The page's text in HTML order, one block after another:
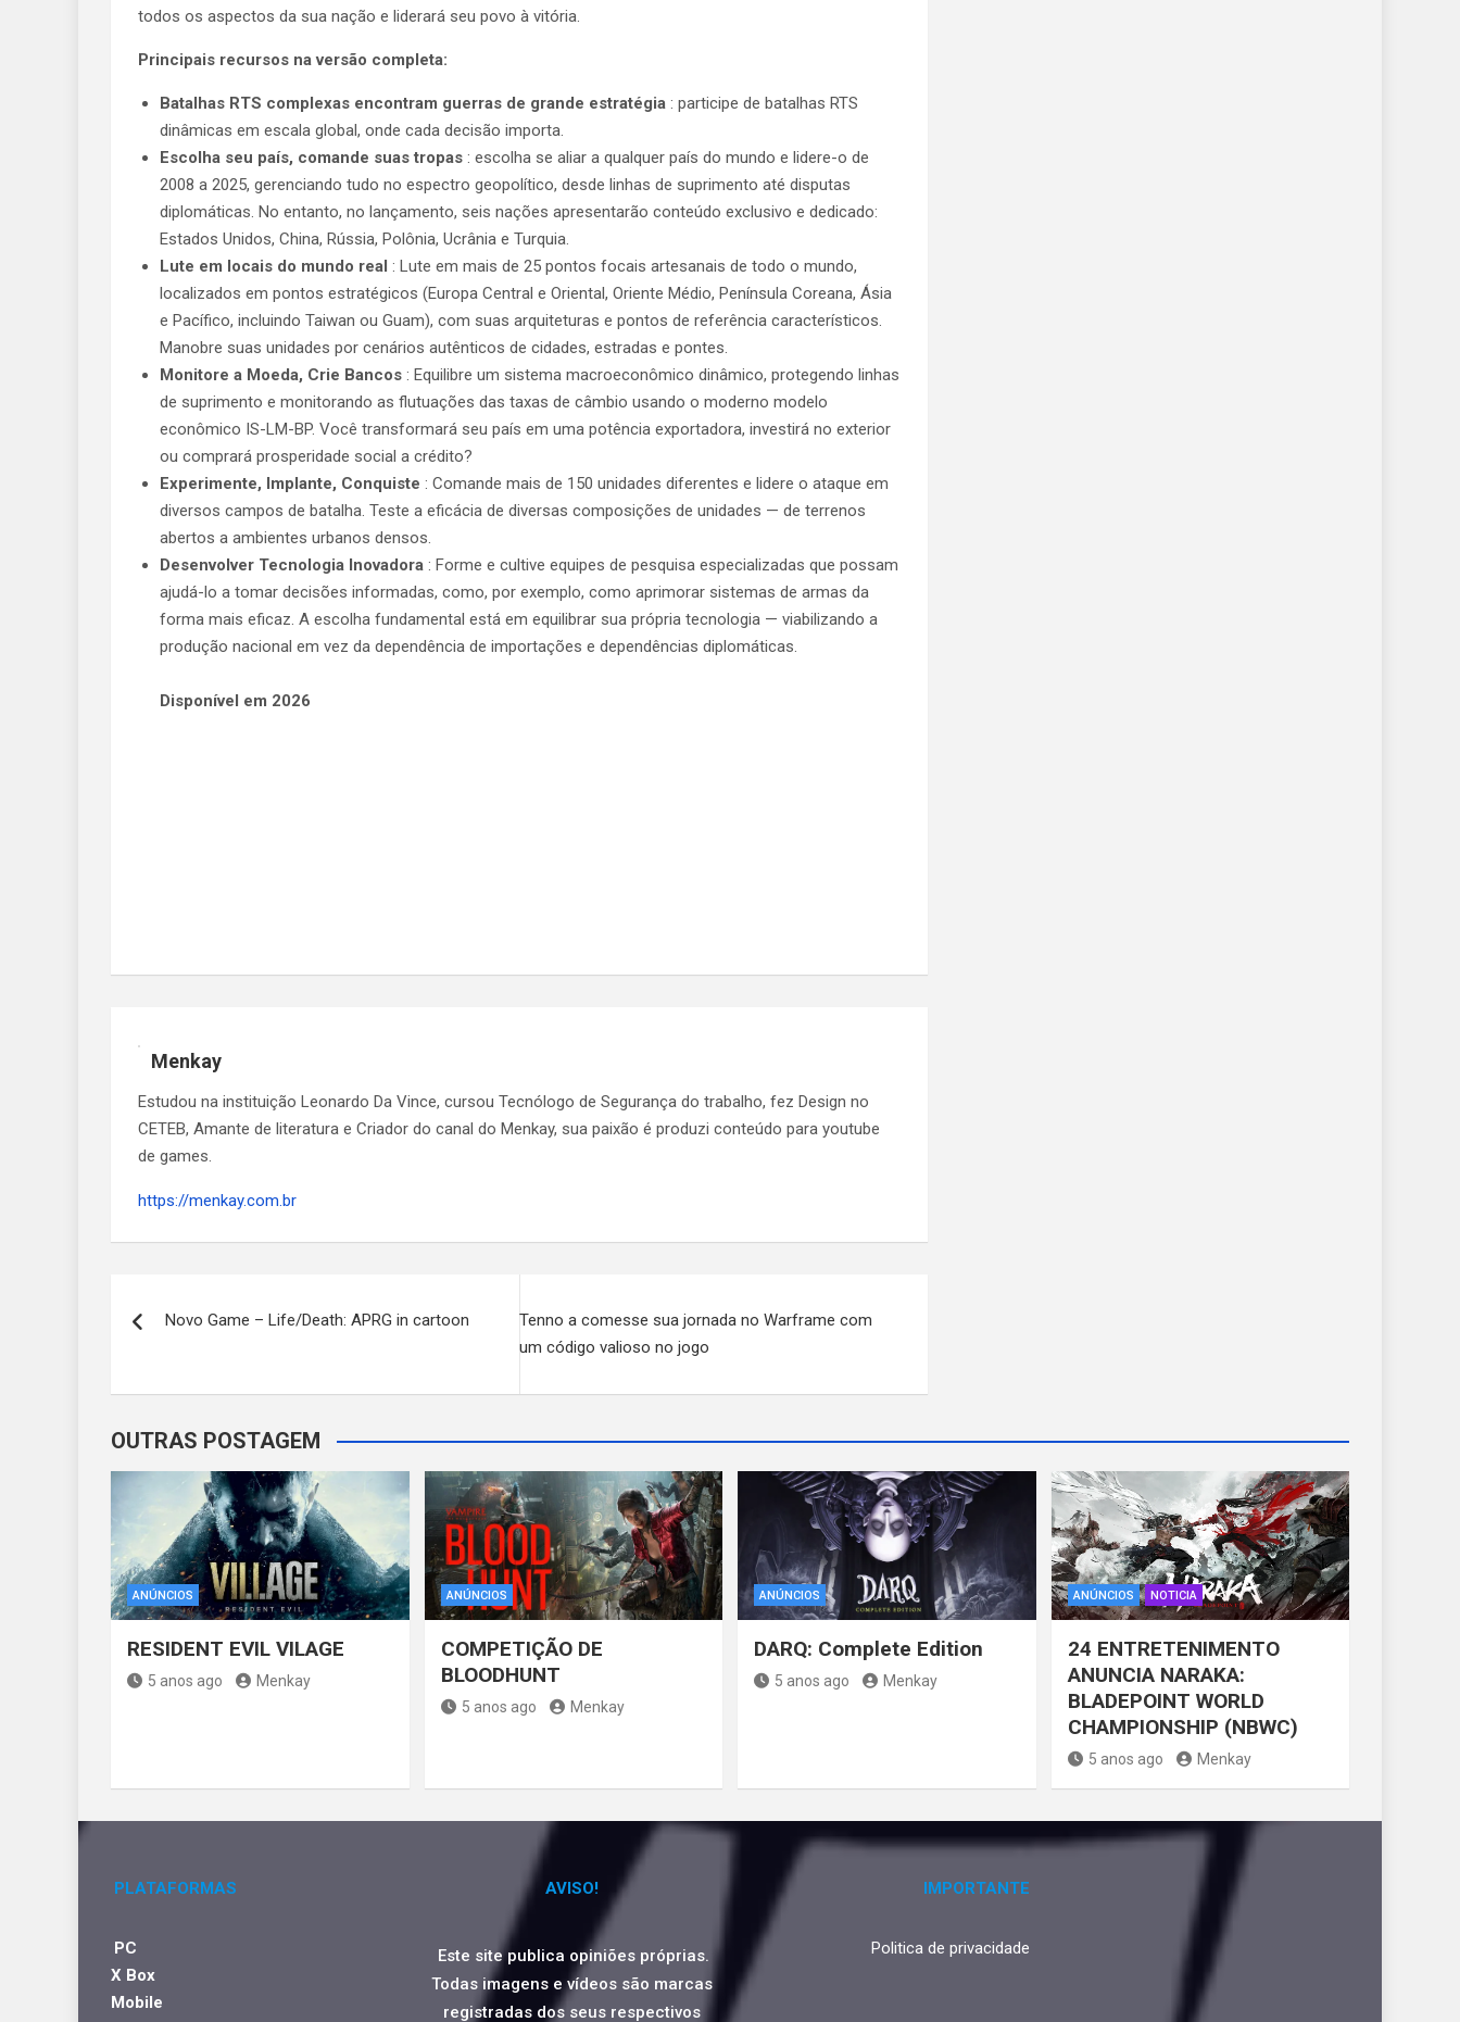
todos os aspectos da sua nação e liderará seu povo à vitória.
Principais recursos na versão completa:
Batalhas RTS complexas encontram guerras de grande estratégia : participe de batalhas RTS
dinâmicas em escala global, onde cada decisão importa.
Escolha seu país, comande suas tropas : escolha se aliar a qualquer país do mundo e lidere-o de
2008 a 2025, gerenciando tudo no espectro geopolítico, desde linhas de suprimento até disputas
diplomáticas. No entanto, no lançamento, seis nações apresentarão conteúdo exclusivo e dedicado:
Estados Unidos, China, Rússia, Polônia, Ucrânia e Turquia.
Lute em locais do mundo real : Lute em mais de 25 pontos focais artesanais de todo o mundo,
localizados em pontos estratégicos (Europa Central e Oriental, Oriente Médio, Península Coreana, Ásia
e Pacífico, incluindo Taiwan ou Guam), com suas arquiteturas e pontos de referência característicos.
Manobre suas unidades por cenários autênticos de cidades, estradas e pontes.
Monitore a Moeda, Crie Bancos : Equilibre um sistema macroeconômico dinâmico, protegendo linhas
de suprimento e monitorando as flutuações das taxas de câmbio usando o moderno modelo
econômico IS-LM-BP. Você transformará seu país em uma potência exportadora, investirá no exterior
ou comprará prosperidade social a crédito?
Experimente, Implante, Conquiste : Comande mais de 150 unidades diferentes e lidere o ataque em
diversos campos de batalha. Teste a eficácia de diversas composições de unidades — de terrenos
abertos a ambientes urbanos densos.
Desenvolver Tecnologia Inovadora : Forme e cultive equipes de pesquisa especializadas que possam
ajudá-lo a tomar decisões informadas, como, por exemplo, como aprimorar sistemas de armas da
forma mais eficaz. A escolha fundamental está em equilibrar sua própria tecnologia — viabilizando a
produção nacional em vez da dependência de importações e dependências diplomáticas.
Disponível em 2026
Menkay
Estudou na instituição Leonardo Da Vince, cursou Tecnólogo de Segurança do trabalho, fez Design no
CETEB, Amante de literatura e Criador do canal do Menkay, sua paixão é produzi conteúdo para youtube
de games.
https://menkay.com.br
de
Post
Novo Game – Life/Death: APRG in cartoon
Tenno a comesse sua jornada no Warframe com
um código valioso no jogo
OUTRAS POSTAGEM
ANÚNCIOS
RESIDENT EVIL VILAGE
5 anos ago Menkay
ANÚNCIOS
COMPETIÇÃO DE
BLOODHUNT
5 anos ago Menkay
ANÚNCIOS
DARQ: Complete Edition
5 anos ago Menkay
ANÚNCIOS NOTICIA
24 ENTRETENIMENTO
ANUNCIA NARAKA:
BLADEPOINT WORLD
CHAMPIONSHIP (NBWC)
5 anos ago Menkay
PLATAFORMAS
PC
X Box
Mobile
AVISO!
Este site publica opiniões próprias.
Todas imagens e vídeos são marcas
registradas dos seus respectivos
IMPORTANTE
Politica de privacidade